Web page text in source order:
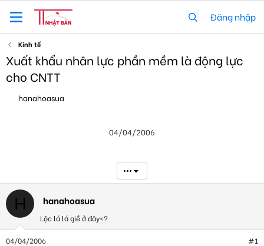
Đăng nhập
Kinh tế
Xuất khẩu nhân lực phần mềm là động lực
cho CNTT
h
r
t
e
r
hanahoasua
04/04/2006
•••
H hanahoasua
Lộc lá lá giề ở đây<?
04/04/2006 #1